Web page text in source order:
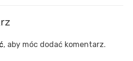
, aby móc dodać komentarz.